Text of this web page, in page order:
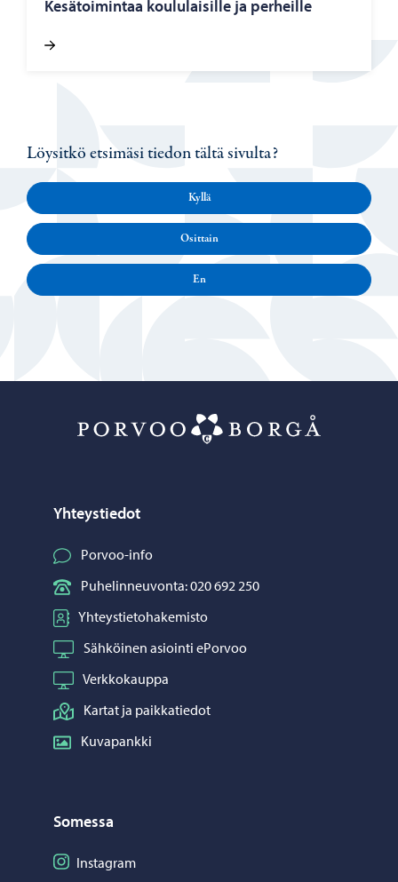
Ke­sä­toi­min­taa kou­lu­lai­sil­le ja per­heil­le
Löysitkö etsimäsi tiedon tältä sivulta?
Kyllä
Osittain
En
Yhteystiedot
Porvoo-info
Puhelinneuvonta: 020 692 250
Yhteystietohakemisto
Sähköinen asiointi ePorvoo
Verkkokauppa
Kartat ja paikkatiedot
Kuvapankki
Somessa
Seuraa Instagram
Instagram